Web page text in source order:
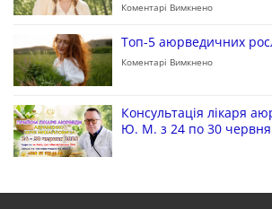
Коментарі Вимкнено
Топ-5 аюрведичних
Коментарі Вимкнено
Консультація лікаря
Ю. М. з 24 по 30 червня